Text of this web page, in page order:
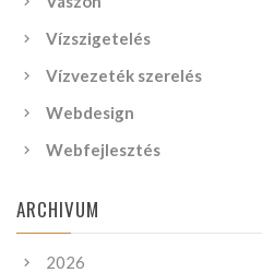
Vízszigetelés
Vízvezeték szerelés
Webdesign
Webfejlesztés
ARCHIVUM
2026